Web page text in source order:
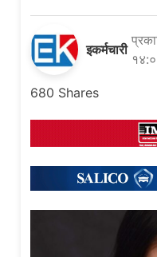
इकर्मचारी
680 Shares